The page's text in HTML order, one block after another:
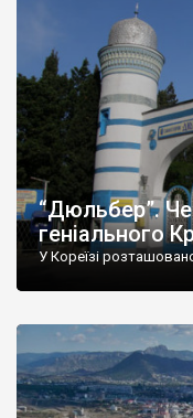
“Дюльбер”.
геніального
У Кореїзі